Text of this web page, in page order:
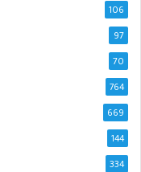
106
97
70
764
669
144
334